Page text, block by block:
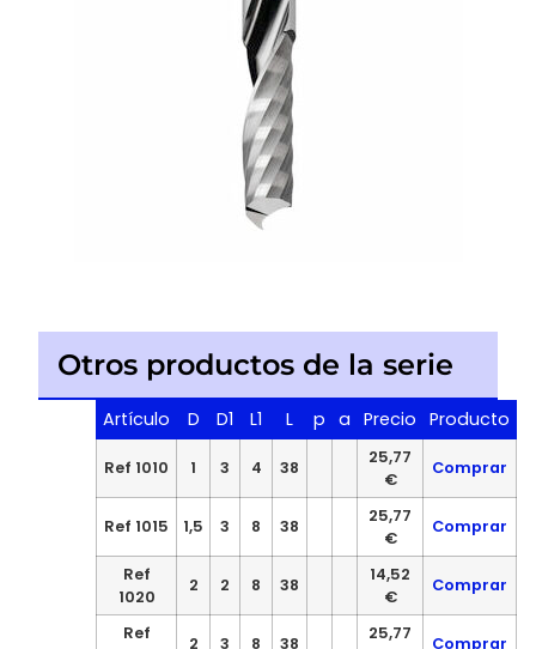
Otros productos de la serie
Artículo D D1 L1 L p a Precio Producto
Ref 1010 1 3 4 38
25,77
€
Comprar
Ref 1015 1,5 3 8 38
25,77
€
Comprar
Ref
1020
2 2 8 38
14,52
€
Comprar
Ref
2 3 8 38
25,77
Comprar